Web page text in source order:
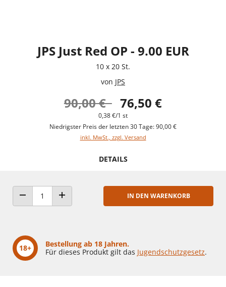
JPS Just Red OP - 9.00 EUR
10 x 20 St.
von JPS
90,00 € 76,50 €
0,38 €/1 st
Niedrigster Preis der letzten 30 Tage: 90,00 €
inkl. MwSt., zzgl. Versand
DETAILS
ANZAHL VERRINGERNANZAHL ERHÖHEN
IN DEN WARENKORB
18+
Bestellung ab 18 Jahren.
Für dieses Produkt gilt das Jugendschutzgesetz.